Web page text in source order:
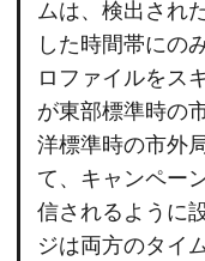
ムは、検出され
した時間帯にの
ロファイルをス
が東部標準時の
洋標準時の市外
て、キャンペー
信されるように
ジは両方のタイ